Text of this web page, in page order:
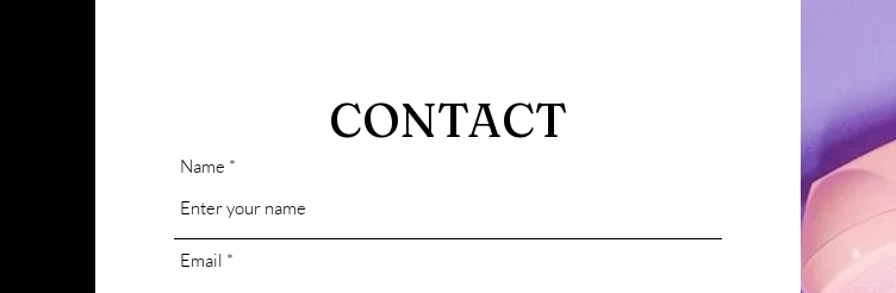
CONTACT
Name
Email